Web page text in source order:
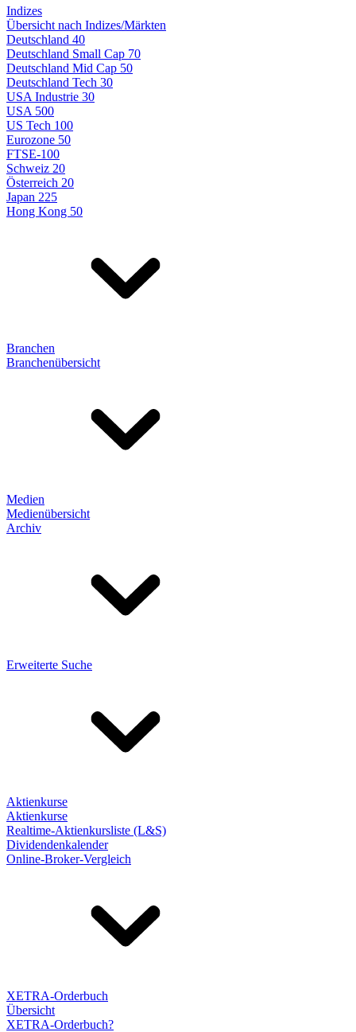
Indizes
Übersicht nach Indizes/Märkten
Deutschland 40
Deutschland Small Cap 70
Deutschland Mid Cap 50
Deutschland Tech 30
USA Industrie 30
USA 500
US Tech 100
Eurozone 50
FTSE-100
Schweiz 20
Österreich 20
Japan 225
Hong Kong 50
Branchen
Branchenübersicht
Medien
Medienübersicht
Archiv
Erweiterte Suche
Aktienkurse
Aktienkurse
Realtime-Aktienkursliste (L&S)
Dividendenkalender
Online-Broker-Vergleich
XETRA-Orderbuch
Übersicht
XETRA-Orderbuch?